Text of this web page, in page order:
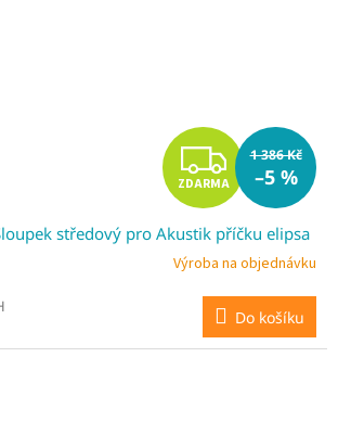
Z
D
A
R
M
ZDARMA
1 386 Kč
–5 %
středový pro Akustik příčku elipsa
Výroba na objednávku
Do košíku